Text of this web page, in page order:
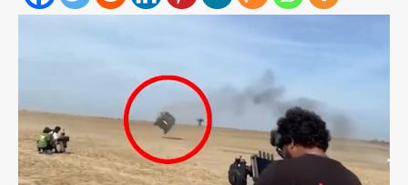
Türkiye-Pakistan: मक्का में सऊदी,
तुर्की और पाकिस्तान का साझा रक्षा समझौता,
4
Greater Noida (Badalpur):
सरिया लदा कैंटर अनियंत्रित होकर घुसा
किराना दुकान में , ड्राइवर की मौत
Avinash Kumar